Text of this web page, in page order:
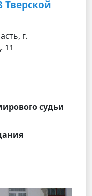
Тверской
г.
11
судьи